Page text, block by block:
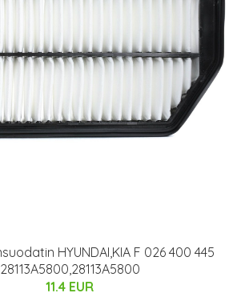
HYUNDAI,KIA F 026 400 445
28113A5800,28113A5800
11.4 EUR